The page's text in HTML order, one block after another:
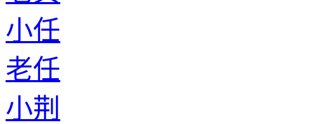
小任
老任
小荆